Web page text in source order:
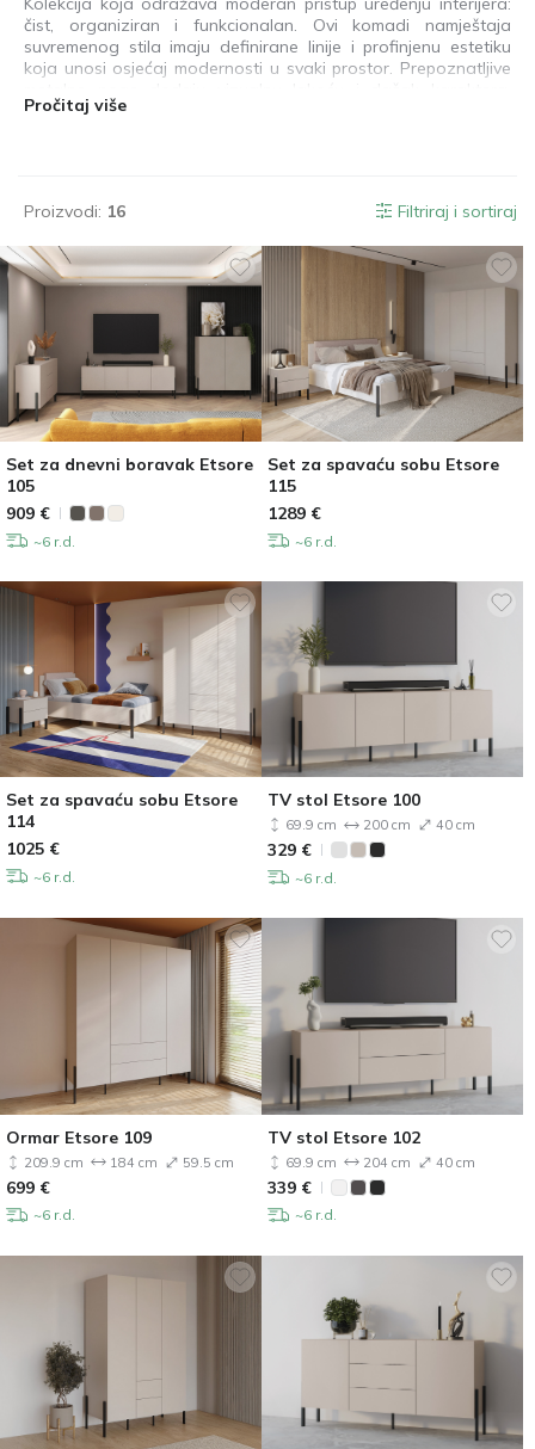
čist, organiziran i funkcionalan. Ovi komadi namještaja
suvremenog stila imaju definirane linije i profinjenu estetiku
koja unosi osjećaj modernosti u svaki prostor. Prepoznatljive
djelujući kao suptilni akcenti koji ističu oblik namještaja i
modernog, uravnoteženog i ugodnog kućnog okruženja.
Pročitaj više
Proizvodi: 16 Filtriraj i sortiraj
Set za dnevni boravak Etsore
105
909 €
~6 r.d.
Set za spavaću sobu Etsore
115
1289 €
~6 r.d.
Set za spavaću sobu Etsore
114
1025 €
~6 r.d.
TV stol Etsore 100
69.9 cm 200 cm 40 cm
329 €
~6 r.d.
Ormar Etsore 109
209.9 cm 184 cm 59.5 cm
699 €
~6 r.d.
TV stol Etsore 102
69.9 cm 204 cm 40 cm
339 €
~6 r.d.